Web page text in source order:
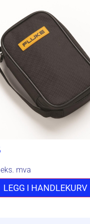
eks. mva
LEGG I HANDLEKURV